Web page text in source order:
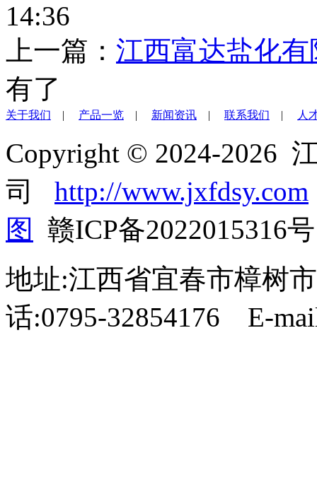
14:36
上一篇： 江西富达盐化
有了
关于我们 | 产品一览 | 新闻资讯 | 联系我们 | 人
Copyright © 2024-2026
司 http://www.jxfdsy.com
图
赣ICP备2022015316号
地址:江西省宜春市樟树
话:0795-32854176 E-